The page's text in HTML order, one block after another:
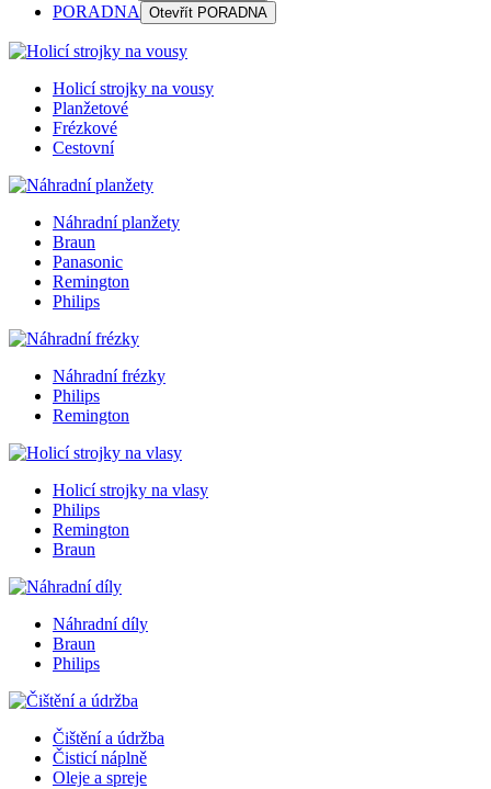
PORADNA Otevřít PORADNA
Holicí strojky na vousy
Planžetové
Frézkové
Cestovní
Náhradní planžety
Braun
Panasonic
Remington
Philips
Náhradní frézky
Philips
Remington
Holicí strojky na vlasy
Philips
Remington
Braun
Náhradní díly
Braun
Philips
Čištění a údržba
Čisticí náplně
Oleje a spreje